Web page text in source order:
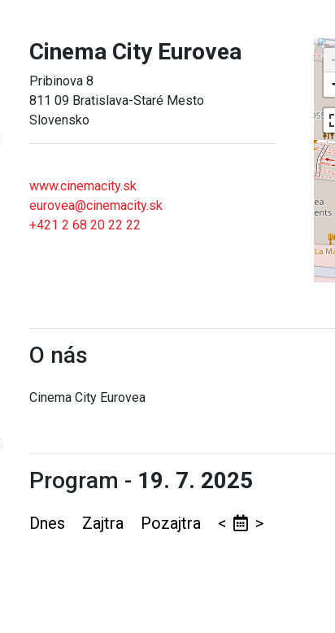
Cinema City Eurovea
Pribinova 8
811 09 Bratislava-Staré Mesto
Slovensko
www.cinemacity.sk
eurovea@cinemacity.sk
+421 2 68 20 22 22
O nás
Cinema City Eurovea
Program - 19. 7. 2025
Dnes Zajtra Pozajtra < >